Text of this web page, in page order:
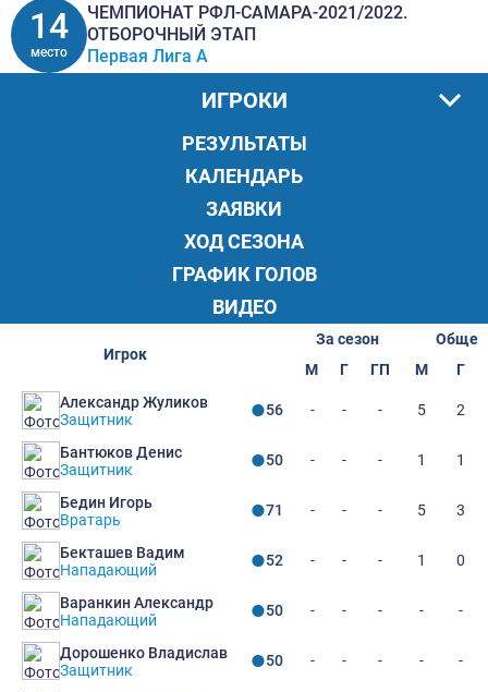
14
место
ЧЕМПИОНАТ РФЛ-САМАРА-2021/2022.
ОТБОРОЧНЫЙ ЭТАП
Первая Лига А
РЕЗУЛЬТАТЫ
КАЛЕНДАРЬ
ИГРОКИ
ЗАЯВКИ
ХОД СЕЗОНА
ГРАФИК ГОЛОВ
ВИДЕО
Игрок
За сезон
Общее
М
Г ГП М
Г
Александр Жуликов
Защитник
56 - - - 5 2
Бантюков Денис
Защитник
50 - - - 1 1
Бедин Игорь
Вратарь
71 - - - 5 3
Бекташев Вадим
Нападающий
52 - - - 1 0
Варанкин Александр
Нападающий
50 - - - - -
Дорошенко Владислав
Защитник
50 - - - - -